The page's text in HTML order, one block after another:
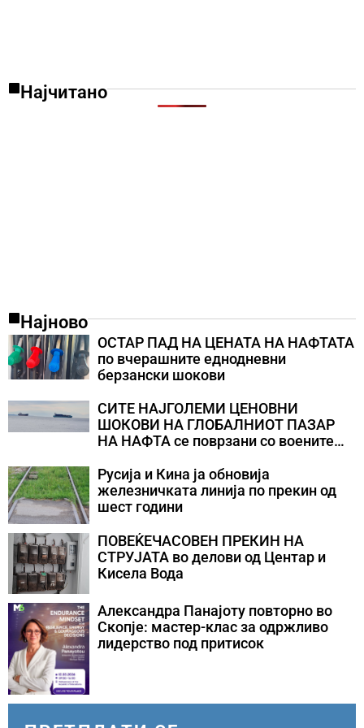
Најчитано
Најново
ОСТАР ПАД НА ЦЕНАТА НА НАФТАТА
по вчерашните еднодневни
берзански шокови
СИТЕ НАЈГОЛЕМИ ЦЕНОВНИ
ШОКОВИ НА ГЛОБАЛНИОТ ПАЗАР
НА НАФТА се поврзани со воените
Русија и Кина ја обновија
железничката линија по прекин од
шест години
ПОВЕЌЕЧАСОВЕН ПРЕКИН НА
СТРУЈАТА во делови од Центар и
Кисела Вода
Александра Панајоту повторно во
Скопје: мастер-клас за одржливо
лидерство под притисок